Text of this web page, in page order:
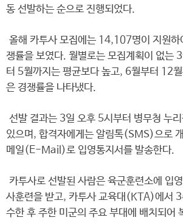
동 선발하는 순으로 진행되었다.
올해 카투사 모집에는 14,107명이 지원
쟁률을 보였다. 월별로는 모집계획이 없는
터 5월까지는 평균보다 높고, 6월부터 12
은 경쟁률을 나타냈다.
선발 결과는 3일 오후 5시부터 병무청 누
있으며, 합격자에게는 알림톡(SMS)으로
메일(E-Mail)로 입영통지서를 발송한다.
카투사로 선발된 사람은 육군훈련소에 입
사훈련을 받고, 카투사 교육대(KTA)에서 3
수한 후 주한 미군의 주요 부대에 배치되어